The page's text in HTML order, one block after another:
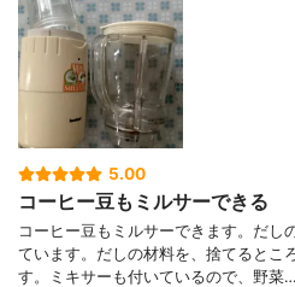
5.00
コーヒー豆もミルサーできる
コーヒー豆もミルサーできます。だし
ています。だしの材料を、捨てるとこ
す。ミキサーも付いているので、野菜…